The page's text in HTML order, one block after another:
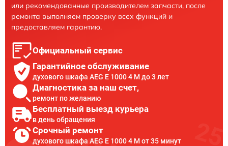
или рекомендованные производителем запчасти, после
ремонта выполняем проверку всех функций и
предоставляем гарантию.
Официальный сервис
Гарантийное обслуживание
духового шкафа AEG E 1000 4 M до 3 лет
Диагностика за наш счет,
ремонт по желанию
Бесплатный выезд курьера
в день обращения
Срочный ремонт
духового шкафа AEG E 1000 4 M от 35 минут